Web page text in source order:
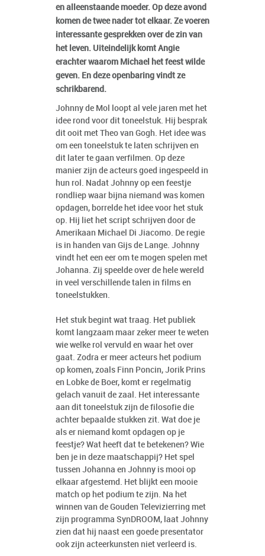
en alleenstaande moeder. Op deze avond
komen de twee nader tot elkaar. Ze voeren
interessante gesprekken over de zin van
het leven. Uiteindelijk komt Angie
erachter waarom Michael het feest wilde
geven. En deze openbaring vindt ze
schrikbarend.
Johnny de Mol loopt al vele jaren met het
idee rond voor dit toneelstuk. Hij besprak
dit ooit met Theo van Gogh. Het idee was
om een toneelstuk te laten schrijven en
dit later te gaan verfilmen. Op deze
manier zijn de acteurs goed ingespeeld in
hun rol. Nadat Johnny op een feestje
rondliep waar bijna niemand was komen
opdagen, borrelde het idee voor het stuk
op. Hij liet het script schrijven door de
Amerikaan Michael Di Jiacomo. De regie
is in handen van Gijs de Lange. Johnny
vindt het een eer om te mogen spelen met
Johanna. Zij speelde over de hele wereld
in veel verschillende talen in films en
toneelstukken.
Het stuk begint wat traag. Het publiek
komt langzaam maar zeker meer te weten
wie welke rol vervuld en waar het over
gaat. Zodra er meer acteurs het podium
op komen, zoals Finn Poncin, Jorik Prins
en Lobke de Boer, komt er regelmatig
gelach vanuit de zaal. Het interessante
aan dit toneelstuk zijn de filosofie die
achter bepaalde stukken zit. Wat doe je
als er niemand komt opdagen op je
feestje? Wat heeft dat te betekenen? Wie
ben je in deze maatschappij? Het spel
tussen Johanna en Johnny is mooi op
elkaar afgestemd. Het blijkt een mooie
match op het podium te zijn. Na het
winnen van de Gouden Televizierring met
zijn programma SynDROOM, laat Johnny
zien dat hij naast een goede presentator
ook zijn acteerkunsten niet verleerd is.